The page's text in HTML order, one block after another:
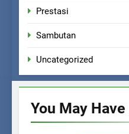
Prestasi
Sambutan
Uncategorized
You May Have